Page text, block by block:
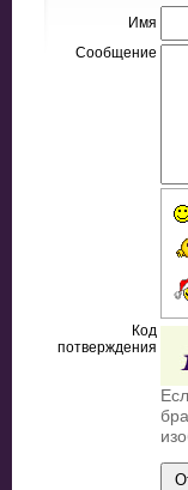
Имя
Сообщение
Код
потверждения